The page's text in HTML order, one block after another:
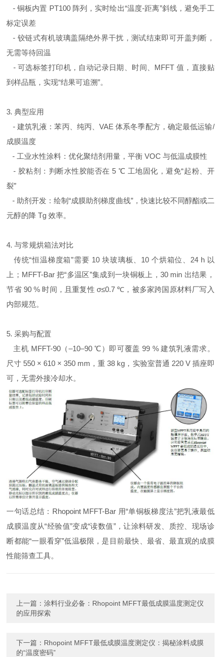
- 铜板内置 PT100 阵列，实时绘出“温度-距离”斜线，避免手工
标定误差
- 铰链式有机玻璃盖隔绝外界干扰，测试结束即可开盖判断，
无需等待回温
- 可选标签打印机，自动记录日期、时间、MFFT 值，直接贴
到样品瓶，实现“结果可追溯”。
3. 典型应用
- 建筑乳液：苯丙、纯丙、VAE 体系冬季配方，确定最低运输/
成膜温度
- 工业水性涂料：优化聚结剂用量，平衡 VOC 与低温成膜性
- 胶粘剂：判断水性胶能否在 5 ℃ 工地固化，避免“起粉、开
裂”
- 助剂开发：绘制“成膜助剂梯度曲线”，快速比较不同醇酯或二
元醇的降 Tg 效率。
4. 与常规烘箱法对比
传统“恒温梯度箱”需要 10 块玻璃板、10 个烘箱位、24 h 以
上；MFFT-Bar 把“多温区”集成到一块铜板上，30 min 出结果，
节省 90 % 时间，且重复性 σ≤0.7 ℃，被多家跨国原材料厂写入
内部规范。
5. 采购与配置
主机 MFFT-90（–10–90 ℃）即可覆盖 99 % 建筑乳液需求。
尺寸 550 × 610 × 350 mm，重 38 kg，实验室普通 220 V 插座即
可，无需外接冷却水。
一句话总结：Rhopoint MFFT-Bar 用“单铜板梯度法”把乳液最低
成膜温度从“经验值”变成“读数值”，让涂料研发、质控、现场诊
断都能“一眼看穿”低温极限，是目前最快、最省、最直观的成膜
性能筛查工具。
上一篇：涂料行业必备：Rhopoint MFFT最低成膜温度测定仪
的应用探索
下一篇： Rhopoint MFFT最低成膜温度测定仪：揭秘涂料成膜
的“温度密码”